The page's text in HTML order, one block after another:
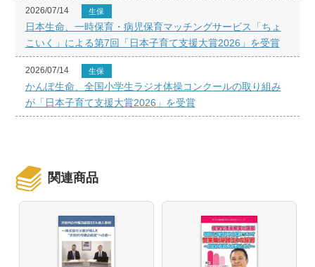
2026/07/14 生保
日本生命、一時保育・病児保育マッチングサービス「ちょ
こいく」による第7回「日本子育て支援大賞2026」を受賞
2026/07/14 生保
かんぽ生命、全国小学生ラジオ体操コンクールの取り組み
が「日本子育て支援大賞2026」を受賞
関連商品